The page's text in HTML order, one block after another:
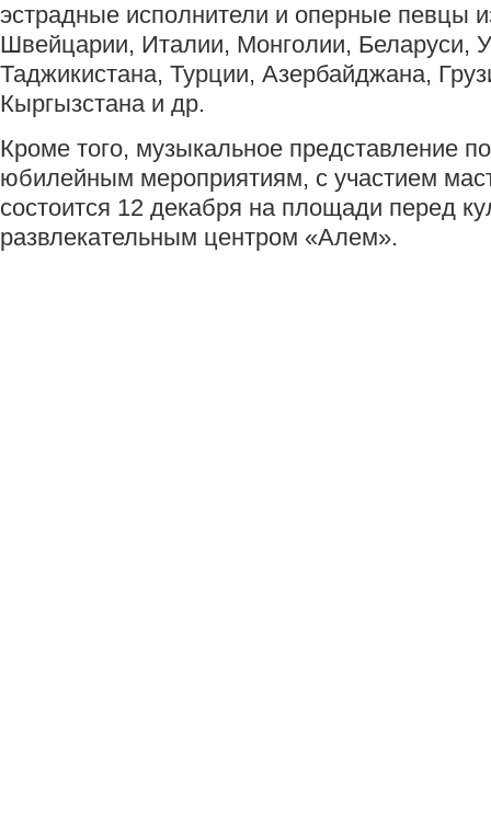
эстрадные исполнители и оперные певцы
Швейцарии, Италии, Монголии, Беларуси,
Таджикистана, Турции, Азербайджана,
Кыргызстана и др.
Кроме того, музыкальное представление
юбилейным мероприятиям, с участием
состоится 12 декабря на площади перед
развлекательным центром «Алем».